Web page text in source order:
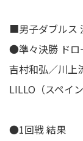
■男子ダブルス
●準々決勝 ドロ
吉村和弘／川
LILLO（スペイン
●1回戦 結果